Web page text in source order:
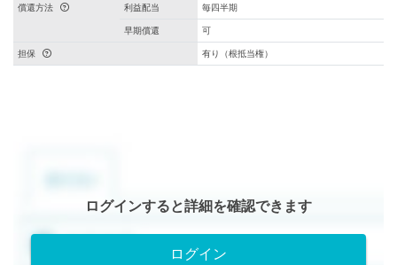
償還方法 利益配当 毎四半期
早期償還 可
担保 有り（根抵当権）
ログインすると詳細を確認できます
ログイン